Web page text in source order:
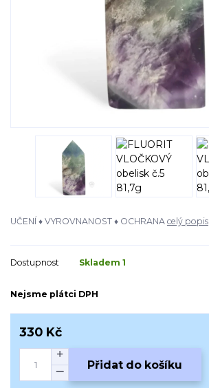
UČENÍ ♦ VYROVNANOST ♦ OCHRANA celý popis
Dostupnost Skladem 1
Nejsme plátci DPH
330 Kč
Přidat do košíku